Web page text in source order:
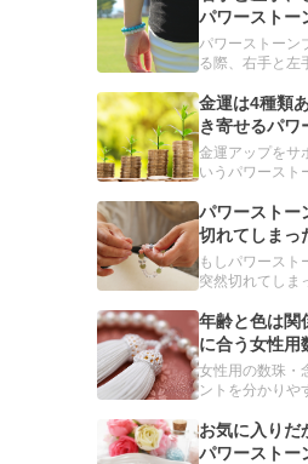
パワーストー
つける手の選
パワーストーン
る際、右手と左
重要なのは、左
す。利き手とそ
れに適したパワ
ます。
金運は4種類
き寄せるパワ
金運アップをサ
いうパワーストーン。 金
誰もが手に入れ
くれるパワース
まとめました。
と願う人は必読
パワーストー
切れてしまっ
処法をご紹介
もしパワースト
突然切れてしま
りません。パワ
ットが切れてし
ときの対処方法
すくご紹介しま
年齢と色は関
に合う女性用
ド
女性用の数珠・
ントを分かりや
ばいいの？」種
めを紹介し、あ
お気に入りだ
パワーストー